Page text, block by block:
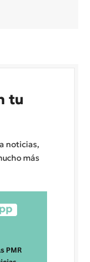
tu
noticias,
más